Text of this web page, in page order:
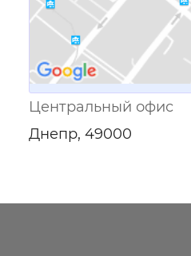
Центральный офис
Днепр, 49000